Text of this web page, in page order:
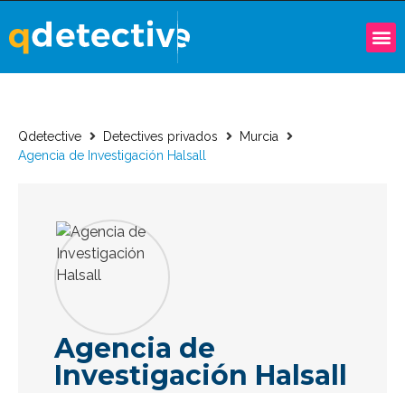
Qdetective Detectives privados
Murcia
Agencia de Investigación Halsall
Agencia de
Investigación Halsall